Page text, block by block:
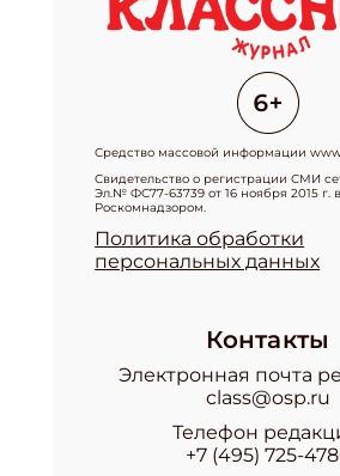
Средство массовой информации
Свидетельство о регистрации СМИ
Эл.№ ФС77-63739 от 16 ноября 2015 г.
Роскомнадзором.
Политика обработки
персональных данных
Контакты
Электронная почта
class@osp.ru
Телефон
+7 (495) 725-